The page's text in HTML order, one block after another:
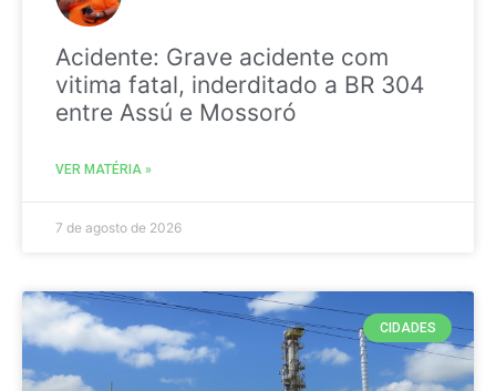
Acidente: Grave acidente com
vitima fatal, inderditado a BR 304
entre Assú e Mossoró
VER MATÉRIA »
7 de agosto de 2026
CIDADES